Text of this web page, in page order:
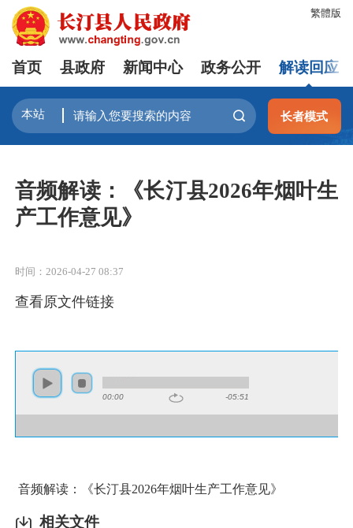
繁體版
首页 县政府 新闻中心 政务公开 解读回应
长者模式
音频解读：《长汀县2026年烟叶生
产工作意见》
时间：2026-04-27 08:37
查看原文件链接
00:00 -05:51
音频解读：《长汀县2026年烟叶生产工作意见》
相关文件